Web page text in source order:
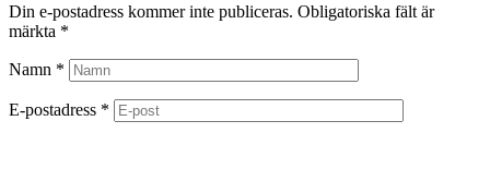
Din e-postadress kommer inte publiceras. Obligatoriska fält är
märkta *
Namn *
E-postadress *